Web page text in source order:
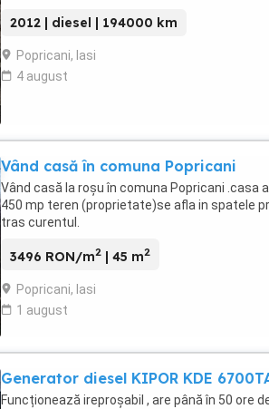
2012 | diesel | 194000 km
Popricani, Iasi
4 august
Vând casă în comuna Popricani
Vând casă la roșu în comuna Popricani .casa
450 mp teren (proprietate)se afla in spatele
tras curentul.
3496 RON/m2 | 45 m2
Popricani, Iasi
1 august
Generator diesel KIPOR KDE
Funcționează ireproșabil , are până în 50 ore